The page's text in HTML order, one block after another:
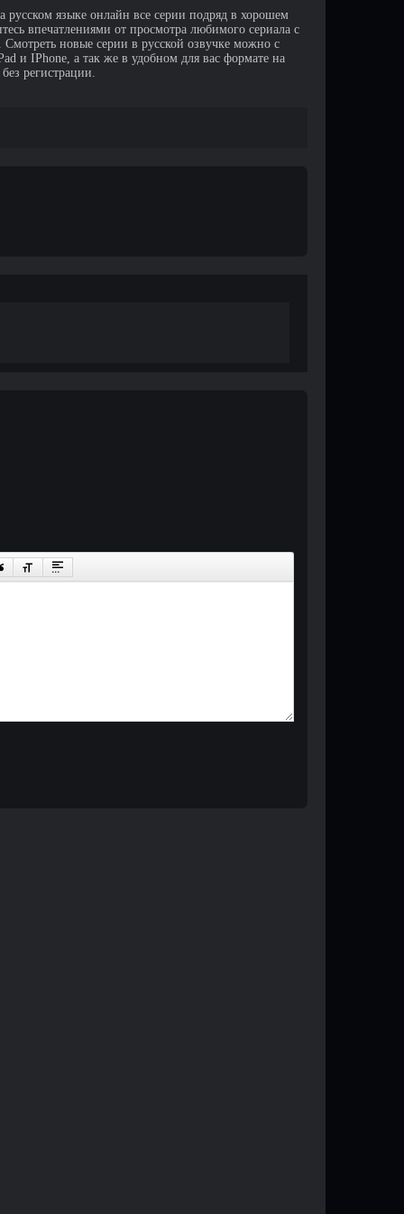
русском языке онлайн все серии подряд в хорошем
впечатлениями от просмотра любимого сериала с
новые серии в русской озвучке можно с
и IPhone, а так же в удобном для вас формате на
регистрации.